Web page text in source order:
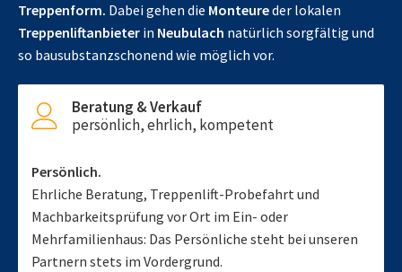
Treppenform. Dabei gehen die Monteureder lokalen
Treppenliftanbieter in Neubulach natürlich sorgfältig und
so bausubstanzschonend wie möglich vor.
Beratung & Verkauf
persönlich, ehrlich, kompetent
Persönlich.
Ehrliche Beratung, Treppenlift-Probefahrt und
Machbarkeitsprüfung vor Ort im Ein- oder
Mehrfamilienhaus: Das Persönliche steht bei unseren
Partnern stets im Vordergrund.